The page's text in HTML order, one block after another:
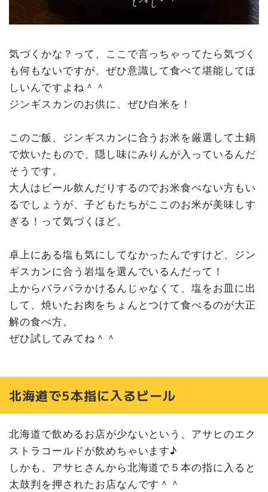
気づくかな？って、ここで言っちゃってたら気づく
も何もないですが、ぜひ意識して食べて堪能してほ
しいんですよね＾＾
ジンギスカンのお供に、ぜひ白米を！
このご飯、ジンギスカンに合うお米を厳選して土鍋
で炊いたもので、隠し味にみりんが入っているんだ
そうです。
大人はビール飲んだりするのでお米食べない方もい
るでしょうが、子どもたちがここのお米が美味しす
ぎる！って気づくほど。
卓上にある塩も気にしてなかったんですけど、ジン
ギスカンに合う岩塩を選んでいるんだって！
上からパラパラかけるんじゃなくて、塩をお皿に出
して、焼いたお肉をちょんとつけて食べるのが大正
解の食べ方。
ぜひ試してみてね＾＾
北海道で5本指に入るビール
北海道で飲めるお店が少ないという、アサヒのエク
ストラコールドが飲めちゃいます♪
しかも、アサヒさんから北海道で５本の指に入ると
太鼓判を押されたお店なんです＾＾